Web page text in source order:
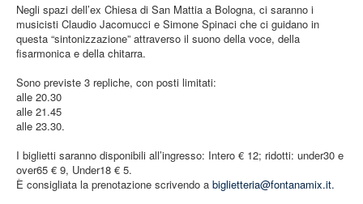
Negli spazi dell’ex Chiesa di San Mattia a Bologna, ci saranno i
musicisti Claudio Jacomucci e Simone Spinaci che ci guidano in
questa “sintonizzazione” attraverso il suono della voce, della
fisarmonica e della chitarra.
Sono previste 3 repliche, con posti limitati:
alle 20.30
alle 21.45
alle 23.30.
I biglietti saranno disponibili all’ingresso: Intero € 12; ridotti: under30 e
over65 € 9, Under18 € 5.
È consigliata la prenotazione scrivendo a biglietteria@fontanamix.it.